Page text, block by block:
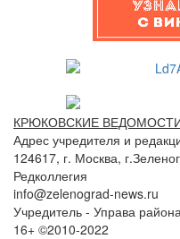
КРЮКОВСКИЕ
Адрес учредителя и
124617, г. Москва,
Редколлегия
info@zelenograd-news.ru
Учредитель - Управа
16+ ©2010-2022